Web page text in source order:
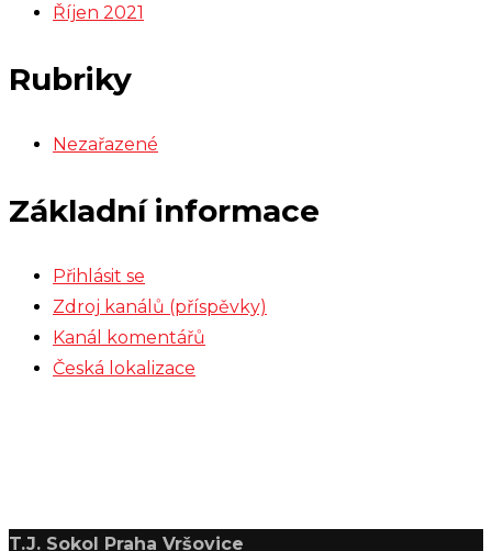
Říjen 2021
Rubriky
Nezařazené
Základní informace
Přihlásit se
Zdroj kanálů (příspěvky)
Kanál komentářů
Česká lokalizace
T.J. Sokol Praha Vršovice